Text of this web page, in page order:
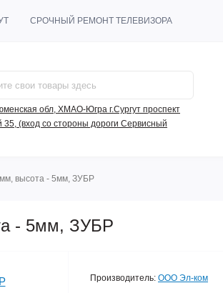
СРОЧНЫЙ РЕМОНТ ТЕЛЕВИЗОРА
обл, ХМАО-Югра г.Сургут проспект
35, (вход со стороны дороги Сервисный
высота - 5мм, ЗУБР
- 5мм, ЗУБР
Производитель: ООО Эл-ком